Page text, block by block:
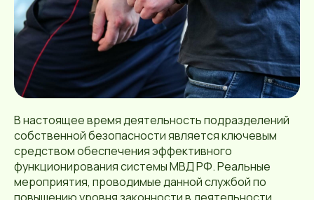
В настоящее время деятельность подразделений
собственной безопасности является ключевым
средством обеспечения эффективного
функционирования системы МВД РФ. Реальные
мероприятия, проводимые данной службой по